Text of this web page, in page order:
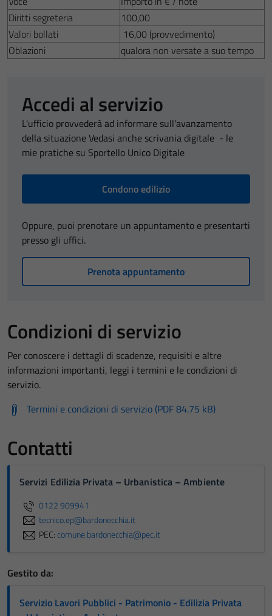
Diritti segreteria
100,00
Valori bollati
16,00 (provvedimento)
Oblazioni
qualora non versate a suo tempo
Accedi al servizio
L'ufficio provvederà ad informare sull'avanzamento
della situazione Vedasi anche scrivania digitale - le
mie pratiche su Sportello Unico Digitale
Condono edilizio
Oppure, puoi prenotare un appuntamento e presentarti
presso gli uffici.
Prenota appuntamento
Condizioni di servizio
Per conoscere i dettagli di scadenze, requisiti e altre
informazioni importanti, leggi i termini e le condizioni di
servizio.
Termini e condizioni di servizio (PDF 84.75 kB)
Contatti
Servizi Edilizia Privata – Urbanistica – Ambiente
0122 909941
tecnico.ep@bardonecchia.it
PEC:comune.bardonecchia@pec.it
Gestito da:
Servizio Lavori Pubblici - Patrimonio - Edilizia Privata